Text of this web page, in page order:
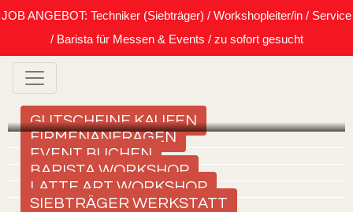
JOB ANGEBOT: Techniker (Siebträger) / Workshopleiter/in / Service
/ Barista für Messen & Events / zu sofort gesucht
GUTSCHEINE KAUFEN
FIRMENANFRAGEN
EVENT BUCHEN
BARISTA WORKSHOP
LATTE ART WORKSHOP
SIEBTRÄGER WERKSTATT